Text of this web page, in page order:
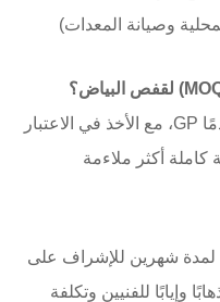
الحد الأدنى لكمية الطلب هو 1x20 قدمًا GP، مع الأخذ في الاعتبار
كاملة أكثر ملاءمة
مزرعتك لمدة شهرين للإشراف على
وإيابًا للفنيين وتكلفة